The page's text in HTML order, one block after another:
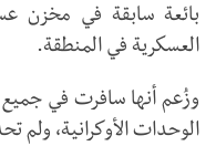
بائعة سابقة في مخزن
العسكرية في المنطقة.
وزُعم أنها سافرت في جميع
الوحدات الأوكرانية، ولم